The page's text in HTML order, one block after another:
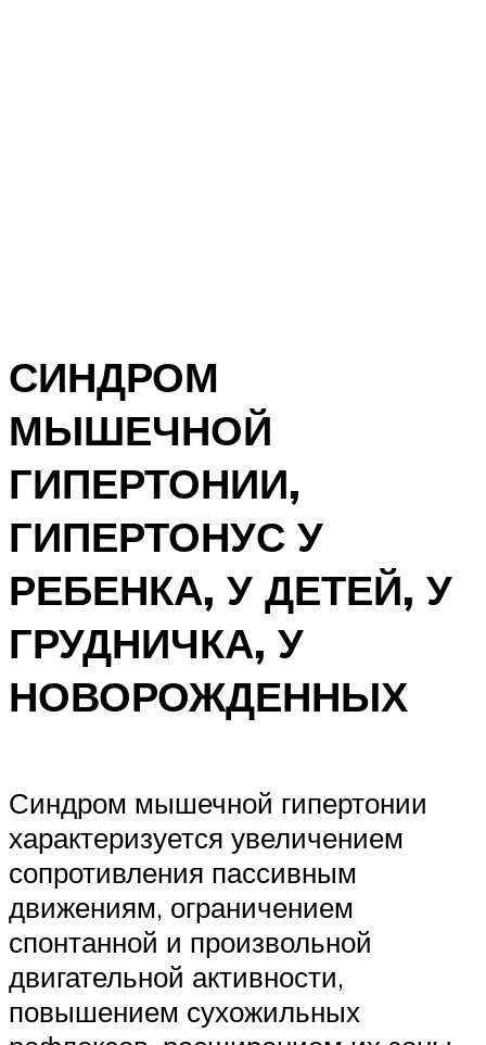
СИНДРОМ
МЫШЕЧНОЙ
ГИПЕРТОНИИ,
ГИПЕРТОНУС У
РЕБЕНКА, У ДЕТЕЙ, У
ГРУДНИЧКА, У
НОВОРОЖДЕННЫХ
Синдром мышечной гипертонии
характеризуется увеличением
сопротивления пассивным
движениям, ограничением
спонтанной и произвольной
двигательной активности,
повышением сухожильных